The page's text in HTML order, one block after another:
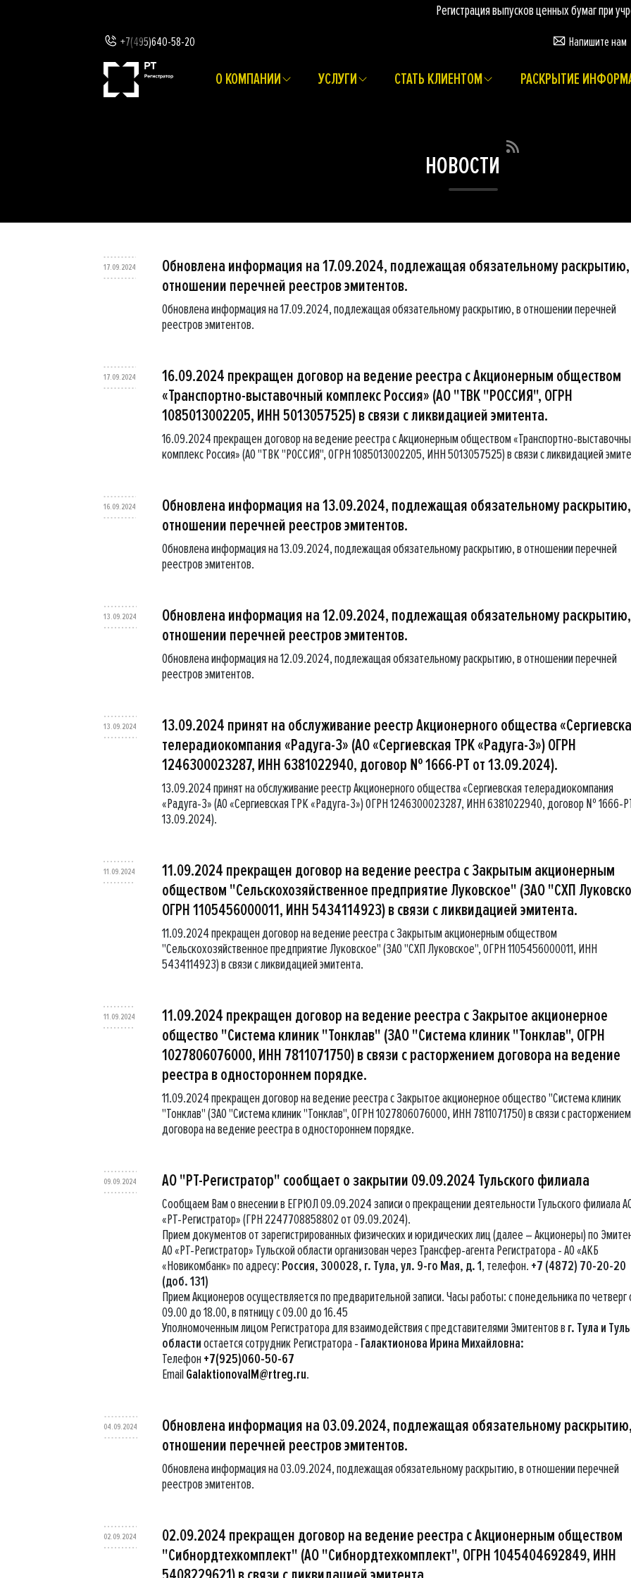
Регистрация выпусков ценных бумаг при
+7(495)640-58-20 Напишите нам
О КОМПАНИИ УСЛУГИ СТАТЬ КЛИЕНТОМ РАСКРЫТИЕ
НОВОСТИ
17.09.2024
Обновлена информация на 17.09.2024, подлежащая обязательному
отношении перечней реестров эмитентов.
Обновлена информация на 17.09.2024, подлежащая обязательному раскрытию, в отношении перечней
реестров эмитентов.
17.09.2024
16.09.2024 прекращен договор на ведение реестра с Акционерным обществом
«Транспортно-выставочный комплекс Россия» (АО "ТВК "РОССИЯ", ОГРН
1085013002205, ИНН 5013057525) в связи с ликвидацией эмитента.
16.09.2024 прекращен договор на ведение реестра с Акционерным обществом «Транспортно-
комплекс Россия» (АО "ТВК "РОССИЯ", ОГРН 1085013002205, ИНН 5013057525) в связи с ликвидацией
16.09.2024
Обновлена информация на 13.09.2024, подлежащая обязательному
отношении перечней реестров эмитентов.
Обновлена информация на 13.09.2024, подлежащая обязательному раскрытию, в отношении перечней
реестров эмитентов.
13.09.2024
Обновлена информация на 12.09.2024, подлежащая обязательному
отношении перечней реестров эмитентов.
Обновлена информация на 12.09.2024, подлежащая обязательному раскрытию, в отношении перечней
реестров эмитентов.
13.09.2024
13.09.2024 принят на обслуживание реестр Акционерного общества
телерадиокомпания «Радуга-3» (АО «Сергиевская ТРК «Радуга-3») ОГРН
1246300023287, ИНН 6381022940, договор № 1666-РТ от 13.09.2024).
13.09.2024 принят на обслуживание реестр Акционерного общества «Сергиевская телерадиокомпания
«Радуга-3» (АО «Сергиевская ТРК «Радуга-3») ОГРН 1246300023287, ИНН 6381022940, договор № 1666-
13.09.2024).
11.09.2024
11.09.2024 прекращен договор на ведение реестра с Закрытым акционерным
обществом "Сельскохозяйственное предприятие Луковское" (ЗАО "СХП
ОГРН 1105456000011, ИНН 5434114923) в связи с ликвидацией эмитента.
11.09.2024 прекращен договор на ведение реестра с Закрытым акционерным обществом
"Сельскохозяйственное предприятие Луковское" (ЗАО "СХП Луковское", ОГРН 1105456000011, ИНН
5434114923) в связи с ликвидацией эмитента.
11.09.2024
11.09.2024 прекращен договор на ведение реестра с Закрытое акционерное
общество "Система клиник "Тонклав" (ЗАО "Система клиник "Тонклав", ОГРН
1027806076000, ИНН 7811071750) в связи с расторжением договора на ведение
реестра в одностороннем порядке.
11.09.2024 прекращен договор на ведение реестра с Закрытое акционерное общество "Система клиник
"Тонклав" (ЗАО "Система клиник "Тонклав", ОГРН 1027806076000, ИНН 7811071750) в связи с расторжением
договора на ведение реестра в одностороннем порядке.
09.09.2024 АО "РТ-Регистратор" сообщает о закрытии 09.09.2024 Тульского филиала
Сообщаем Вам о внесении в ЕГРЮЛ 09.09.2024 записи о прекращении деятельности Тульского филиала
«РТ-Регистратор» (ГРН 2247708858802 от 09.09.2024).
Прием документов от зарегистрированных физических и юридических лиц (далее – Акционеры) по
АО «РТ-Регистратор» Тульской области организован через Трансфер-агента Регистратора - АО «АКБ
«Новикомбанк» по адресу: Россия, 300028, г. Тула, ул. 9-го Мая, д. 1, телефон. +7 (4872) 70-20-20
(доб. 131)
Прием Акционеров осуществляется по предварительной записи. Часы работы: с понедельника по четверг
09.00 до 18.00, в пятницу с 09.00 до 16.45
Уполномоченным лицом Регистратора для взаимодействия с представителями Эмитентов в г. Тула и
областиостается сотрудник Регистратора - Галактионова Ирина Михайловна:
Телефон+7(925)060-50-67
EmailGalaktionovaIM@rtreg.ru.
04.09.2024
Обновлена информация на 03.09.2024, подлежащая обязательному
отношении перечней реестров эмитентов.
Обновлена информация на 03.09.2024, подлежащая обязательному раскрытию, в отношении перечней
реестров эмитентов.
02.09.2024
02.09.2024 прекращен договор на ведение реестра с Акционерным обществом
"Сибнордтехкомплект" (АО "Сибнордтехкомплект", ОГРН 1045404692849, ИНН